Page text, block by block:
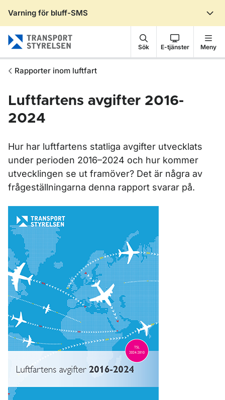
Varning för bluff-SMS
Sök E-tjänster Meny
Rapporter inom luftfart
Luftfartens avgifter 2016-
2024
Hur har luftfartens statliga avgifter utvecklats
under perioden 2016–2024 och hur kommer
utvecklingen se ut framöver? Det är några av
frågeställningarna denna rapport svarar på.